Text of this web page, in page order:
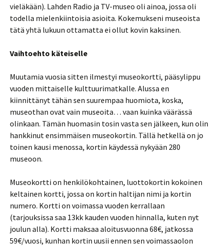
vieläkään). Lahden Radio ja TV-museo oli ainoa, jossa oli
todella mielenkiintoisia asioita. Kokemukseni museoista
tätä yhtä lukuun ottamatta ei ollut kovin kaksinen.
Vaihtoehto käteiselle
Muutamia vuosia sitten ilmestyi museokortti, pääsylippu
vuoden mittaiselle kulttuurimatkalle. Alussa en
kiinnittänyt tähän sen suurempaa huomiota, koska,
museothan ovat vain museoita… vaan kuinka väärässä
olinkaan. Tämän huomasin tosin vasta sen jälkeen, kun olin
hankkinut ensimmäisen museokortin. Tällä hetkellä on jo
toinen kausi menossa, kortin käydessä nykyään 280
museoon.
Museokortti on henkilökohtainen, luottokortin kokoinen
keltainen kortti, jossa on kortin haltijan nimi ja kortin
numero. Kortti on voimassa vuoden kerrallaan
(tarjouksissa saa 13kk kauden vuoden hinnalla, kuten nyt
joulun alla). Kortti maksaa aloitusvuonna 68€, jatkossa
59€/vuosi, kunhan kortin uusii ennen sen voimassaolon